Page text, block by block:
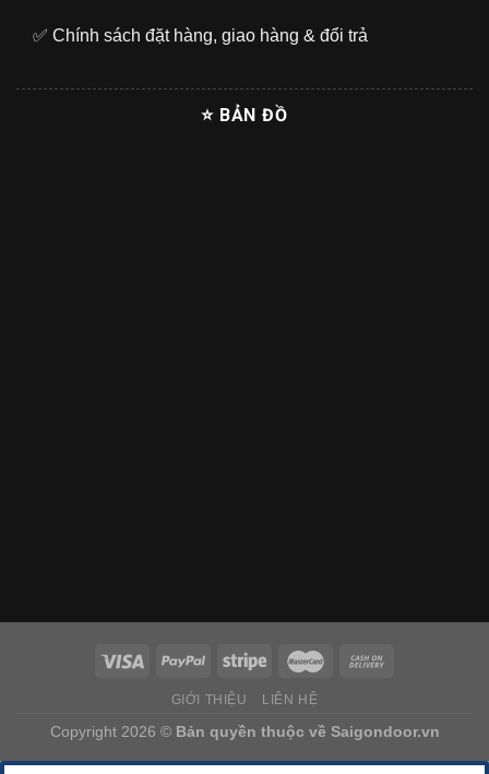
✅ Chính sách đặt hàng, giao hàng & đổi trả
⭐ BẢN ĐỒ
GIỚI THIỆU LIÊN HỆ
Copyright 2026 © Bản quyền thuộc về Saigondoor.vn